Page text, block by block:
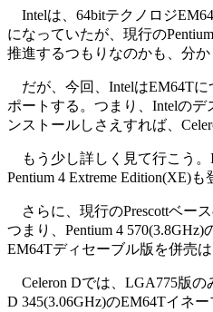
Intelは、64bitテクノロジ
になっていたが、現行の
推進するつもりなのかも、分か
だが、今回、IntelはEM64Tに
ポートする。つまり、Intelの
ンストールしさえすれば、
もう少し詳しく見て行こう。
Pentium 4 Extreme Edition(XE)
さらに、現行のPrescottベー
つまり、Pentium 4
EM64Tディセーブル版を併売
Celeron Dでは、LGA775版の
D 345(3.06GHz)のEM64Tイネ